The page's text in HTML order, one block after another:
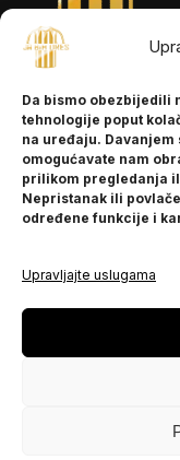
Da bismo obezbijedili
tehnologije poput
na uređaju.
omogućavate nam
prilikom pregledanja
Nepristanak ili
određene funkcije i
Upravljajte uslugama
INFORMACIJE
O nama
Kontakt
POMOĆ
Politika privatnosti
PRATITE NAS
Instagram